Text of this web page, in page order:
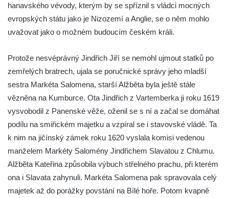
hanavského vévody, kterým by se spříznil s vládci mocných
evropských státu jako je Nizozemí a Anglie, se o něm mohlo
uvažovat jako o možném budoucím českém králi.
Protože nesvéprávný Jindřich Jiří se nemohl ujmout statků po
zemřelých bratrech, ujala se poručnické správy jeho mladší
sestra Markéta Salomena, starší Alžběta byla ještě stále
vězněna na Kumburce. Ota Jindřich z Vartemberka ji roku 1619
vysvobodil z Panenské věže, oženil se s ní a začal se domáhat
podílu na smiřickém majetku a vzpíral se i stavovské vládě. Ta
k nim na jičínský zámek roku 1620 vyslala komisi vedenou
manželem Markéty Salomény Jindřichem Slavatou z Chlumu.
Alžběta Kateřina způsobila výbuch střelného prachu, při kterém
ona i Slavata zahynuli. Markéta Salomena pak spravovala celý
majetek až do porážky povstání na Bílé hoře. Potom kvapně